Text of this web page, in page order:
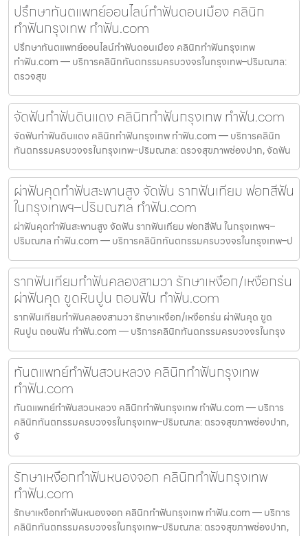
ปรึกษาทันตแพทย์ออนไลน์ทำฟันดอนเมือง คลินิก
ทำฟันกรุงเทพ ทำฟัน.com
ปรึกษาทันตแพทย์ออนไลน์ทำฟันดอนเมือง คลินิกทำฟันกรุงเทพ
ทำฟัน.com — บริการคลินิกทันตกรรมครบวงจรในกรุงเทพ–ปริมณฑล:
ตรวจสุข
จัดฟันทำฟันดินแดง คลินิกทำฟันกรุงเทพ ทำฟัน.com
จัดฟันทำฟันดินแดง คลินิกทำฟันกรุงเทพ ทำฟัน.com — บริการคลินิก
ทันตกรรมครบวงจรในกรุงเทพ–ปริมณฑล: ตรวจสุขภาพช่องปาก, จัดฟัน
ผ่าฟันคุดทำฟันสะพานสูง จัดฟัน รากฟันเทียม ฟอกสีฟัน
ในกรุงเทพฯ–ปริมณฑล ทำฟัน.com
ผ่าฟันคุดทำฟันสะพานสูง จัดฟัน รากฟันเทียม ฟอกสีฟัน ในกรุงเทพฯ–
ปริมณฑล ทำฟัน.com — บริการคลินิกทันตกรรมครบวงจรในกรุงเทพ–ป
รากฟันเทียมทำฟันคลองสามวา รักษาเหงือก/เหงือกร่น
ผ่าฟันคุด ขูดหินปูน ถอนฟัน ทำฟัน.com
รากฟันเทียมทำฟันคลองสามวา รักษาเหงือก/เหงือกร่น ผ่าฟันคุด ขูด
หินปูน ถอนฟัน ทำฟัน.com — บริการคลินิกทันตกรรมครบวงจรในกรุง
ทันตแพทย์ทำฟันสวนหลวง คลินิกทำฟันกรุงเทพ
ทำฟัน.com
ทันตแพทย์ทำฟันสวนหลวง คลินิกทำฟันกรุงเทพ ทำฟัน.com — บริการ
คลินิกทันตกรรมครบวงจรในกรุงเทพ–ปริมณฑล: ตรวจสุขภาพช่องปาก,
จั
รักษาเหงือกทำฟันหนองจอก คลินิกทำฟันกรุงเทพ
ทำฟัน.com
รักษาเหงือกทำฟันหนองจอก คลินิกทำฟันกรุงเทพ ทำฟัน.com — บริการ
คลินิกทันตกรรมครบวงจรในกรุงเทพ–ปริมณฑล: ตรวจสุขภาพช่องปาก,